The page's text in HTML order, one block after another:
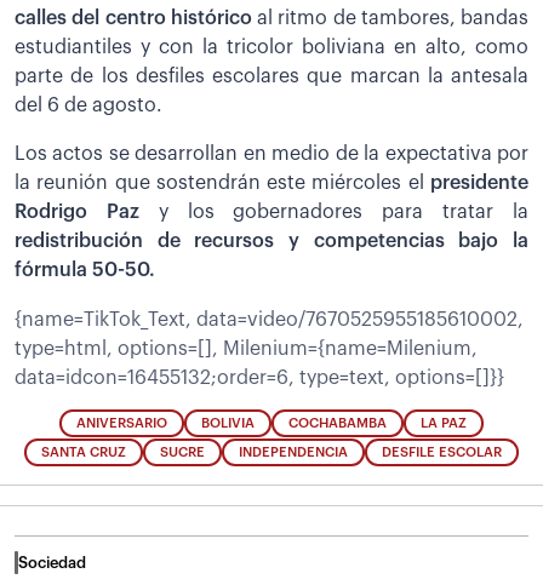
calles del centro históricoal ritmo de tambores, bandas
estudiantiles y con la tricolor boliviana en alto, como
parte de los desfiles escolares que marcan la antesala
del 6 de agosto.
Los actos se desarrollan en medio de la expectativa por
la reunión que sostendrán este miércoles el presidente
Rodrigo Pazy los gobernadores para tratar la
redistribución de recursos y competencias bajo la
fórmula 50-50.
{name=TikTok_Text, data=video/7670525955185610002,
type=html, options=[], Milenium={name=Milenium,
data=idcon=16455132;order=6, type=text, options=[]}}
ANIVERSARIO BOLIVIA COCHABAMBA LA PAZ
SANTA CRUZ SUCRE INDEPENDENCIA DESFILE ESCOLAR
Sociedad